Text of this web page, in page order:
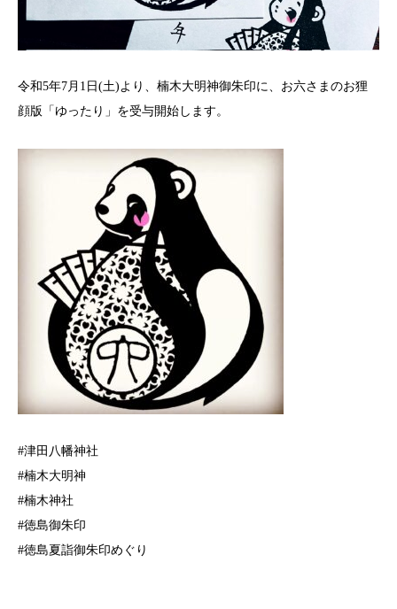
令和5年7月1日(土)より、楠木大明神御朱印に、お六さまのお狸
顔版「ゆったり」を受与開始します。
#津田八幡神社
#楠木大明神
#楠木神社
#徳島御朱印
#徳島夏詣御朱印めぐり